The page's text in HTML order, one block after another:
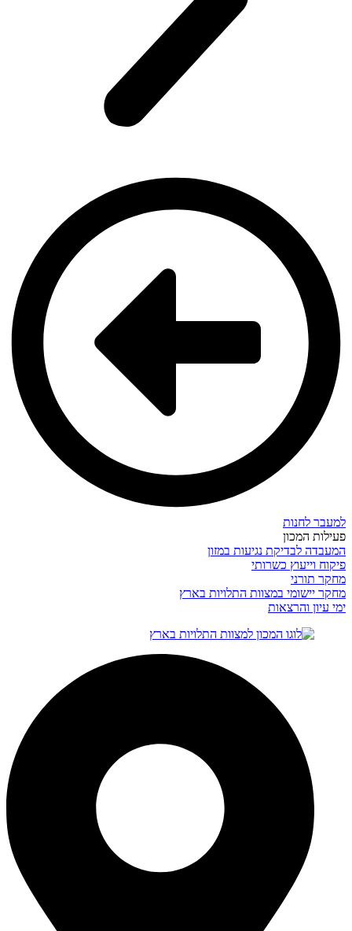
למעבר לחנות
פעילות המכון
המעבדה לבדיקת נגיעות במזון
פיקוח וייעוץ כשרותי
מחקר תורני
מחקר יישומי במצוות התלויות בארץ
ימי עיון והרצאות